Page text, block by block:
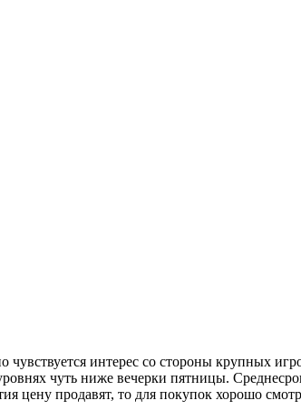
чувствуется интерес со стороны крупных
чуть ниже вечерки пятницы.
цену продавят, то для покупок хорошо